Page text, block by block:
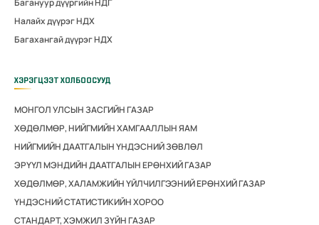
Багануур дүүргийн НДГ
Налайх дүүрэг НДХ
Багахангай дүүрэг НДХ
ХЭРЭГЦЭЭТ ХОЛБООСУУД
МОНГОЛ УЛСЫН ЗАСГИЙН ГАЗАР
ХӨДӨЛМӨР, НИЙГМИЙН ХАМГААЛЛЫН ЯАМ
НИЙГМИЙН ДААТГАЛЫН ҮНДЭСНИЙ ЗӨВЛӨЛ
ЭРҮҮЛ МЭНДИЙН ДААТГАЛЫН ЕРӨНХИЙ ГАЗАР
ХӨДӨЛМӨР, ХАЛАМЖИЙН ҮЙЛЧИЛГЭЭНИЙ ЕРӨНХИЙ ГАЗАР
ҮНДЭСНИЙ СТАТИСТИКИЙН ХОРОО
СТАНДАРТ, ХЭМЖИЛ ЗҮЙН ГАЗАР